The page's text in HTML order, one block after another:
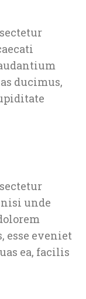
ducimus,
unde
esse eveniet
ea, facilis